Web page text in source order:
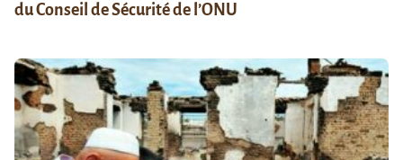
du Conseil de Sécurité de l’ONU